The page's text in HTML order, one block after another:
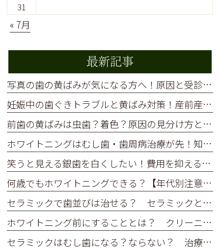
31
« 7月
最新記事
写真の歯の黄ばみが気になる方へ！原因と受診前の準備を解説
妊娠中の歯ぐきトラブルと黄ばみ対策！産前産後に受けるべき歯科ケア
前歯の黄ばみは虫歯？着色？原因の見分け方と安全な白い歯の作り方
ホワイトニングはむし歯・歯周病治療が先！知っておきたい正しい順番と理由
笑うと見える銀歯を白くしたい！費用を抑える保険治療と選択肢
何歳でもホワイトニングできる？【年代別注意点】
セラミックで歯並びは治せる？ セラミックと矯正、どっちがいい？
ホワイトニング前にすることとは？ クリーニングや歯みがきってするべき？
セラミックはむし歯になる？ならない？ 治療後のメンテナンスが大切な理由